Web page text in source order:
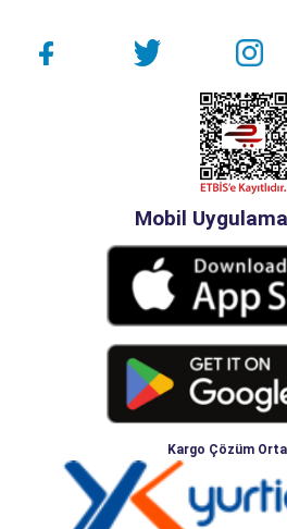
Mobil
Kargo Çözüm